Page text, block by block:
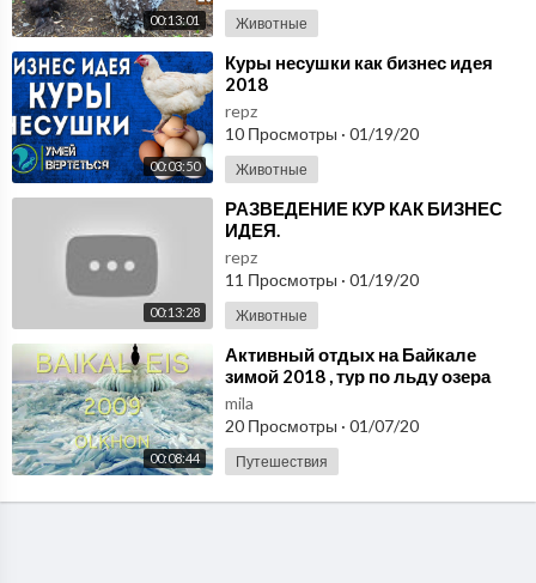
00:13:01 Животные
00:03:50
⁣Куры несушки как бизнес идея
2018
repz
10 Просмотры · 01/19/20
Животные
00:13:28
РАЗВЕДЕНИЕ КУР КАК БИЗНЕС
ИДЕЯ.
2018-2019-2020. Бизнес идеи
repz
11 Просмотры · 01/19/20
Животные
00:08:44
⁣Активный отдых на Байкале
зимой 2018 , тур по льду озера
mila
20 Просмотры · 01/07/20
Путешествия